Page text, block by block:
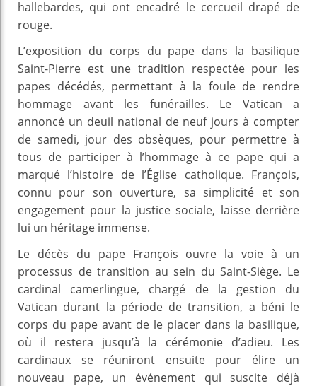
hallebardes, qui ont encadré le cercueil drapé de
rouge.
L’exposition du corps du pape dans la basilique
Saint-Pierre est une tradition respectée pour les
papes décédés, permettant à la foule de rendre
hommage avant les funérailles. Le Vatican a
annoncé un deuil national de neuf jours à compter
de samedi, jour des obsèques, pour permettre à
tous de participer à l’hommage à ce pape qui a
marqué l’histoire de l’Église catholique. François,
connu pour son ouverture, sa simplicité et son
engagement pour la justice sociale, laisse derrière
lui un héritage immense.
Le décès du pape François ouvre la voie à un
processus de transition au sein du Saint-Siège. Le
cardinal camerlingue, chargé de la gestion du
Vatican durant la période de transition, a béni le
corps du pape avant de le placer dans la basilique,
où il restera jusqu’à la cérémonie d’adieu. Les
cardinaux se réuniront ensuite pour élire un
nouveau pape, un événement qui suscite déjà